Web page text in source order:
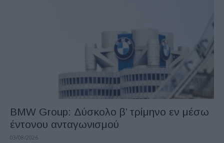
BMW Group: Δύσκολο β’ τρίμηνο εν μέσω
έντονου ανταγωνισμού
03/08/2026